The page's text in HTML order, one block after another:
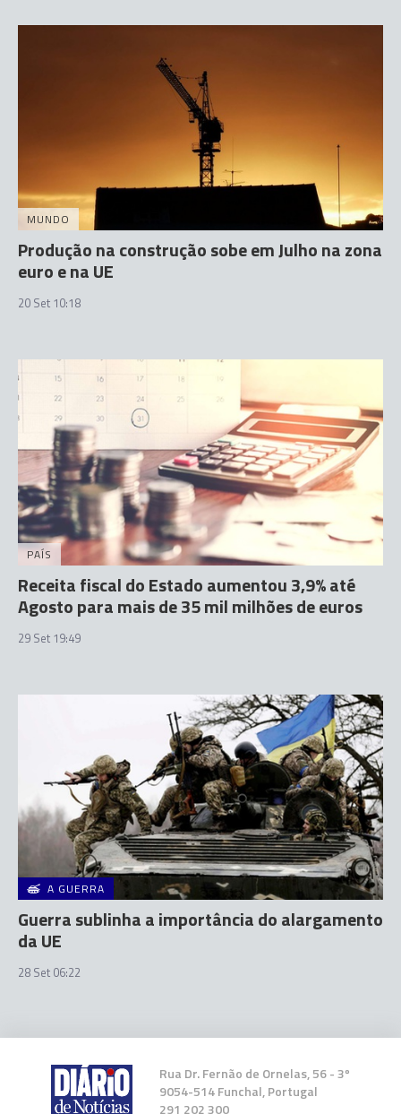
MUNDO
Produção na construção sobe em Julho na zona
euro e na UE
20 Set 10:18
PAÍS
Receita fiscal do Estado aumentou 3,9% até
Agosto para mais de 35 mil milhões de euros
29 Set 19:49
A GUERRA
Guerra sublinha a importância do alargamento
da UE
28 Set 06:22
Rua Dr. Fernão de Ornelas, 56 - 3º
9054-514 Funchal, Portugal
291 202 300